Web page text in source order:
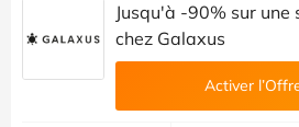
Jusqu'à -90% sur
chez Galaxus
Activer